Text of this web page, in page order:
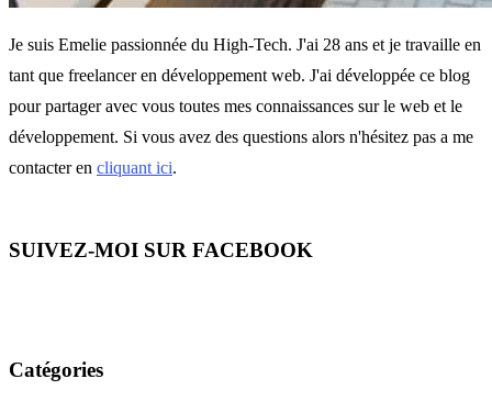
Je suis Emelie passionnée du High-Tech. J'ai 28 ans et je travaille en
tant que freelancer en développement web. J'ai développée ce blog
pour partager avec vous toutes mes connaissances sur le web et le
développement. Si vous avez des questions alors n'hésitez pas a me
contacter en cliquant ici.
SUIVEZ-MOI SUR FACEBOOK
Catégories